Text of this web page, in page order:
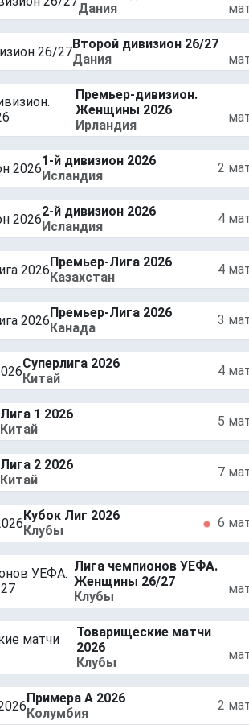
Дания
Второй дивизион 26/27
Дания
Премьер-дивизион.
Женщины 2026
Ирландия
1-й дивизион 2026
Исландия
2
2-й дивизион 2026
Исландия
4
Премьер-Лига 2026
Казахстан
4
Премьер-Лига 2026
Канада
3
Суперлига 2026
Китай
4
Лига 1 2026
Китай
5
Лига 2 2026
Китай
7
Кубок Лиг 2026
Клубы
6
Лига чемпионов УЕФА.
Женщины 26/27
Клубы
Товарищеские матчи
2026
Клубы
Примера A 2026
Колумбия
2